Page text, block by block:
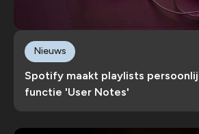
Spotify maakt playlists
functie 'User Notes'
Nieuws